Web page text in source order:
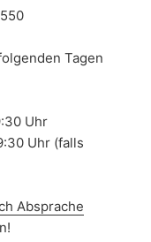
Tagen
Uhr
Uhr (falls
Absprache